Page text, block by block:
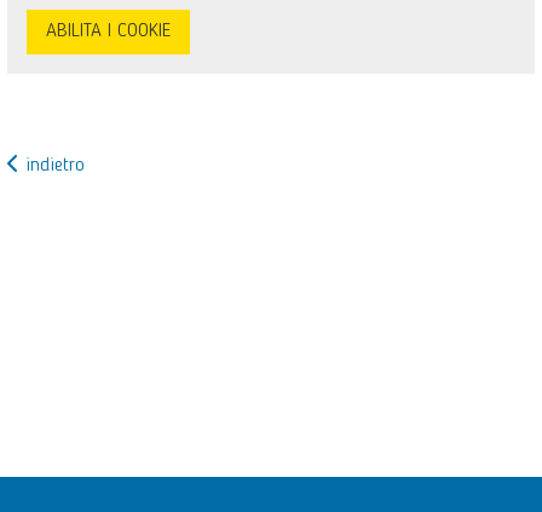
ABILITA I COOKIE
indietro